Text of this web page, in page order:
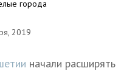
города
2019
начали расширять